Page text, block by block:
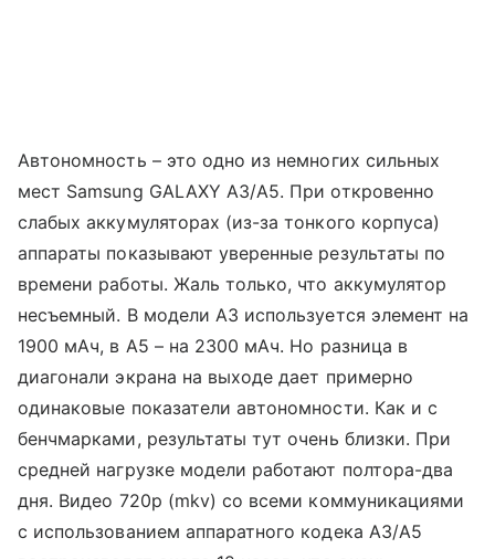
Автономность – это одно из немногих сильных
мест Samsung GALAXY A3/A5. При откровенно
слабых аккумуляторах (из-за тонкого корпуса)
аппараты показывают уверенные результаты по
времени работы. Жаль только, что аккумулятор
несъемный. В модели A3 используется элемент на
1900 мАч, в A5 – на 2300 мАч. Но разница в
диагонали экрана на выходе дает примерно
одинаковые показатели автономности. Как и с
бенчмарками, результаты тут очень близки. При
средней нагрузке модели работают полтора-два
дня. Видео 720p (mkv) со всеми коммуникациями
с использованием аппаратного кодека A3/A5